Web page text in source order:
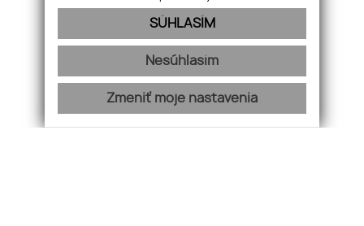
O nás
Náš tím
Cookies
Kontakt
Nehnuteľnosti
Ponuka/dopyt
SÚHLASÍM
Nesúhlasím
Zmeniť moje nastavenia